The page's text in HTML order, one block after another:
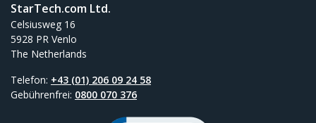
StarTech.com Ltd.
Celsiusweg 16
5928 PR Venlo
The Netherlands
Telefon: +43 (01) 206 09 24 58
Gebührenfrei: 0800 070 376